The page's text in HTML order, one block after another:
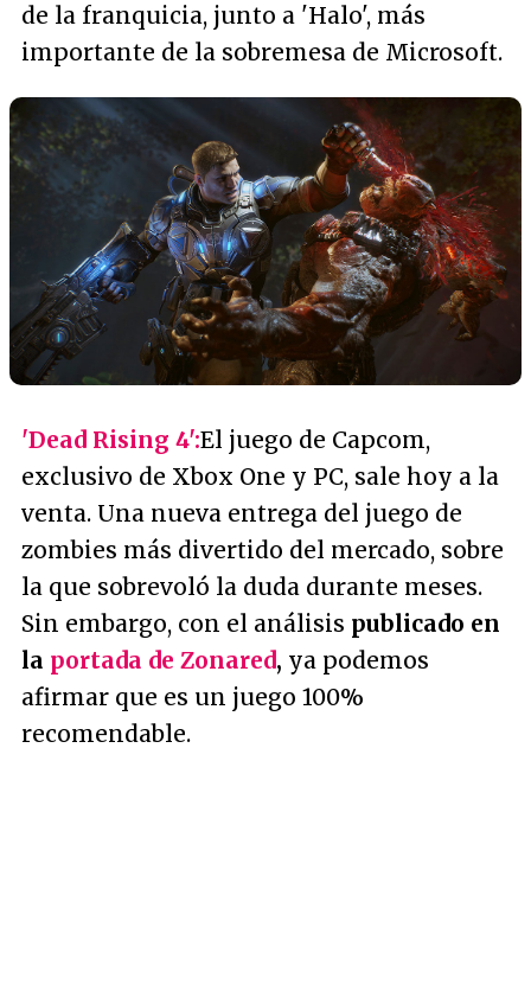
de la franquicia, junto a 'Halo', más
importante de la sobremesa de Microsoft.
'Dead Rising 4':El juego de Capcom,
exclusivo de Xbox One y PC, sale hoy a la
venta. Una nueva entrega del juego de
zombies más divertido del mercado, sobre
la que sobrevoló la duda durante meses.
Sin embargo, con el análisis publicado en
la portada de Zonared, ya podemos
afirmar que es un juego 100%
recomendable.